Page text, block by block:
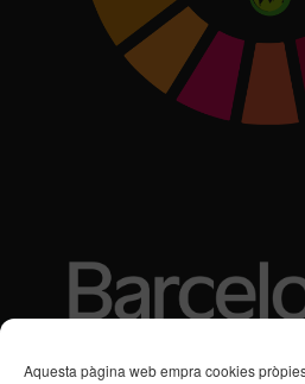
Aquesta pàgina web empra cookies
Subvencions des de 2016